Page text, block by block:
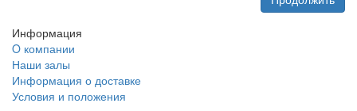
Информация
O компании
Наши залы
Информация о доставке
Условия и положения